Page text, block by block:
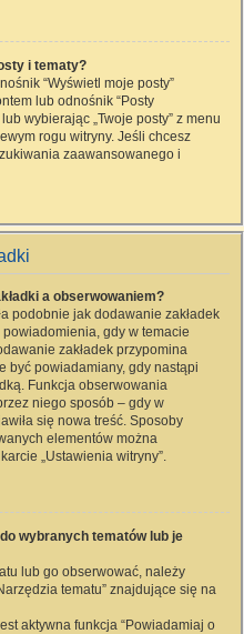
i tematy?
“Wyświetl moje posty”
lub odnośnik “Posty
wybierając „Twoje posty” z menu
rogu witryny. Jeśli chcesz
zaawansowanego i
a obserwowaniem?
podobnie jak dodawanie zakładek
gdy w temacie
zakładek przypomina
być powiadamiany, gdy nastąpi
Funkcja obserwowania
niego sposób – gdy w
się nowa treść. Sposoby
elementów można
„Ustawienia witryny”.
wybranych tematów lub je
lub go obserwować, należy
tematu” znajdujące się na
aktywna funkcja “Powiadamiaj o